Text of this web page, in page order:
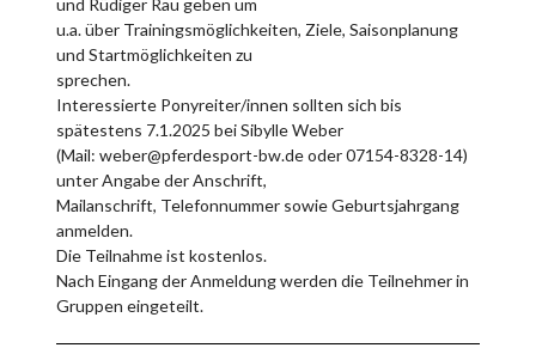
u.a. über Trainingsmöglichkeiten, Ziele, Saisonplanung
und Startmöglichkeiten zu
sprechen.
Interessierte Ponyreiter/innen sollten sich bis
spätestens 7.1.2025 bei Sibylle Weber
(Mail: weber@pferdesport-bw.de oder 07154-8328-14)
unter Angabe der Anschrift,
Mailanschrift, Telefonnummer sowie Geburtsjahrgang
anmelden.
Die Teilnahme ist kostenlos.
Nach Eingang der Anmeldung werden die Teilnehmer in
Gruppen eingeteilt.